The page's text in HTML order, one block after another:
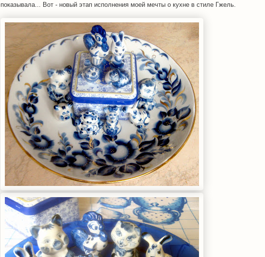
показывала... Вот - новый этап исполнения моей мечты о кухне в стиле Гжель.